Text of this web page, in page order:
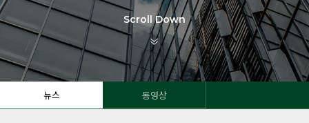
Scroll Down
뉴스 동영상